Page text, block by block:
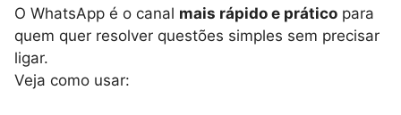
O WhatsApp é o canal mais rápido e prático para
quem quer resolver questões simples sem precisar
ligar.
Veja como usar: